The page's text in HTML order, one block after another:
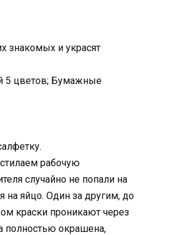
знакомых и украсят
5 цветов; Бумажные
рабочую
случайно не попали на
на яйцо. Один за другим, до
краски проникают через
полностью окрашена,